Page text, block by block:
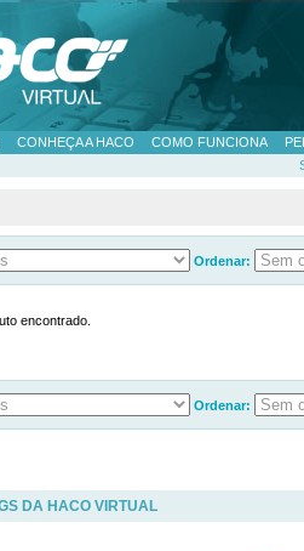
CONHEÇA A HACO COMO FUNCIONA
Ordenar:
encontrado.
Ordenar:
DA HACO VIRTUAL